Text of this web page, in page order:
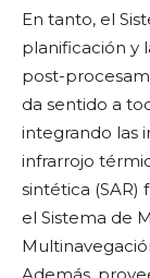
En tanto, el
planificación y
post-
da sentido a
integrando las
infrarrojo
sintética (SAR)
el Sistema de